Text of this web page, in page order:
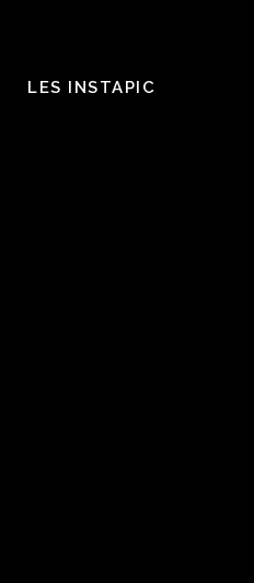
LES INSTAPIC